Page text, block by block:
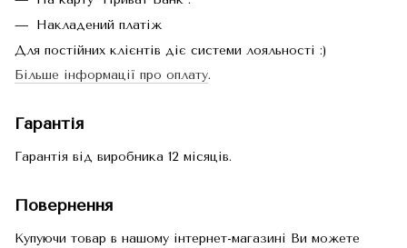
Накладений платіж
Для постійних клієнтів діє системи лояльності :)
Більше інформації про оплату.
Гарантія
Гарантія від виробника 12 місяців.
Повернення
Купуючи товар в нашому інтернет-магазині Ви можете